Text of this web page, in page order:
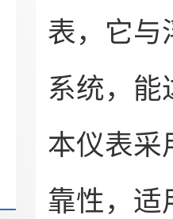
表，它与
系统，能
本仪表采
靠性，